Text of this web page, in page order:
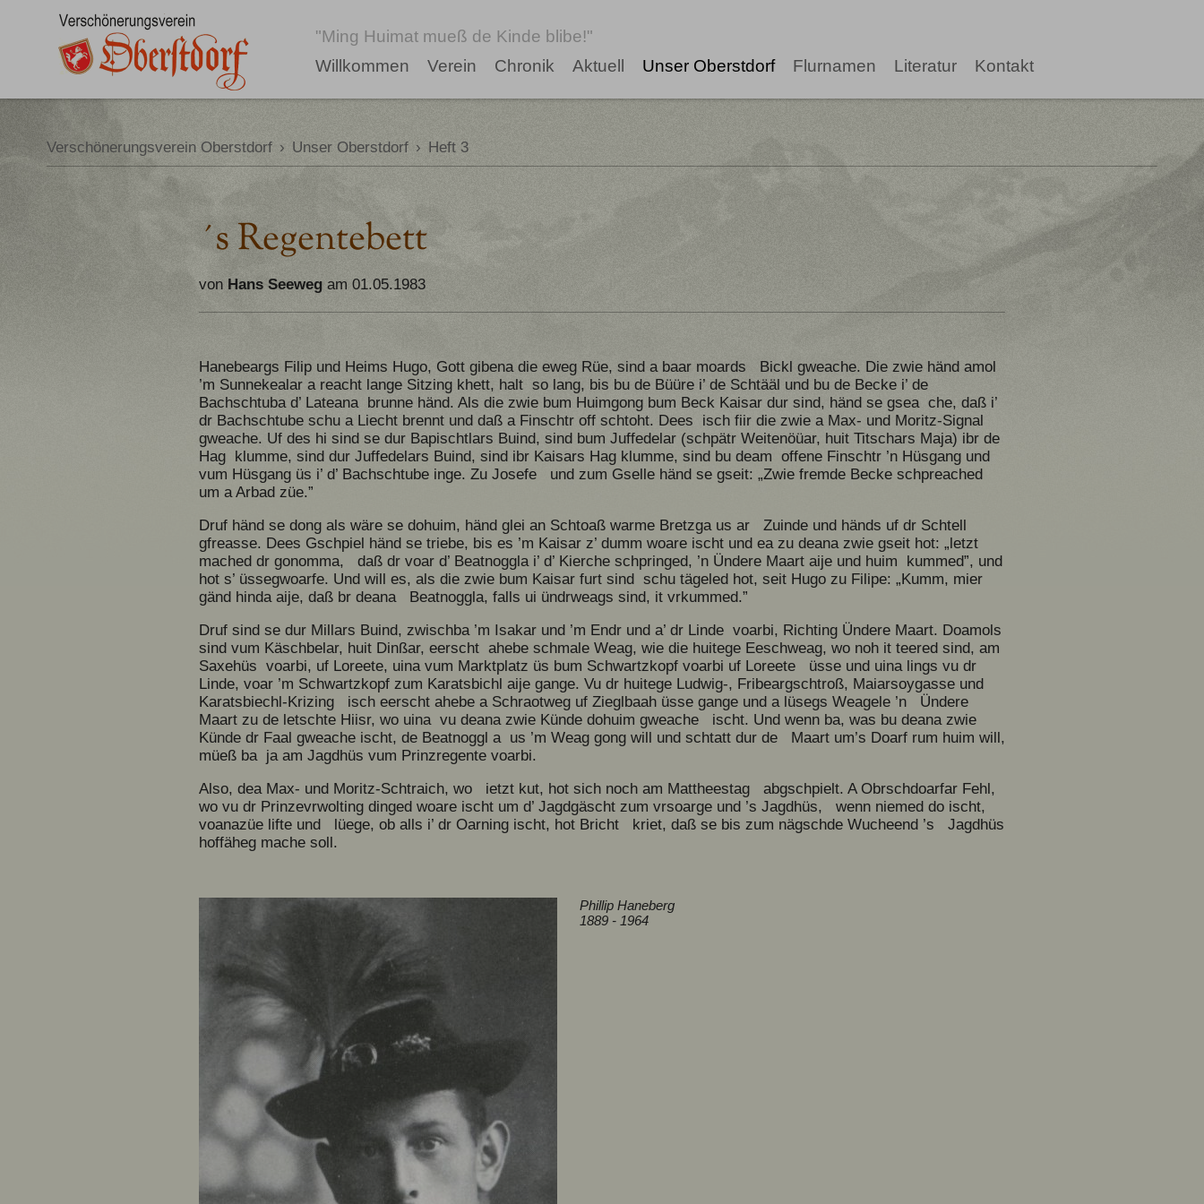
"Ming Huimat mueß de Kinde blibe!"
Willkommen
Verein Chronik Aktuell Unser Oberstdorf Flurnamen Literatur Kontakt
Verschönerungsverein Oberstdorf › Unser Oberstdorf › Heft 3
´s Regentebett
von Hans Seeweg am 01.05.1983
Hanebeargs Filip und Heims Hugo, Gott gibena die eweg Rüe, sind a baar moards Bickl gweache. Die zwie händ amol
’m Sunnekealar a reacht lange Sitzing khett, halt so lang, bis bu de Büüre i’ de Schtääl und bu de Becke i’ de
Bachschtuba d’ Lateana brunne händ. Als die zwie bum Huimgong bum Beck Kaisar dur sind, händ se gsea che, daß i’
dr Bachschtube schu a Liecht brennt und daß a Finschtr off schtoht. Dees isch fiir die zwie a Max- und Moritz-Signal
gweache. Uf des hi sind se dur Bapischtlars Buind, sind bum Juffedelar (schpätr Weitenöüar, huit Titschars Maja) ibr de
Hag klumme, sind dur Juffedelars Buind, sind ibr Kaisars Hag klumme, sind bu deam offene Finschtr ’n Hüsgang und
vum Hüsgang üs i’ d’ Bachschtube inge. Zu Josefe und zum Gselle händ se gseit: „Zwie fremde Becke schpreached
um a Arbad züe.”
Druf händ se dong als wäre se dohuim, händ glei an Schtoaß warme Bretzga us ar Zuinde und händs uf dr Schtell
gfreasse. Dees Gschpiel händ se triebe, bis es ’m Kaisar z’ dumm woare ischt und ea zu deana zwie gseit hot: „letzt
mached dr gonomma, daß dr voar d’ Beatnoggla i’ d’ Kierche schpringed, ’n Ündere Maart aije und huim kummed”, und
hot s’ üssegwoarfe. Und will es, als die zwie bum Kaisar furt sind schu tägeled hot, seit Hugo zu Filipe: „Kumm, mier
gänd hinda aije, daß br deana Beatnoggla, falls ui ündrweags sind, it vrkummed.”
Druf sind se dur Millars Buind, zwischba ’m Isakar und ’m Endr und a’ dr Linde voarbi, Richting Ündere Maart. Doamols
sind vum Käschbelar, huit Dinßar, eerscht ahebe schmale Weag, wie die huitege Eeschweag, wo noh it teered sind, am
Saxehüs voarbi, uf Loreete, uina vum Marktplatz üs bum Schwartzkopf voarbi uf Loreete üsse und uina lings vu dr
Linde, voar ’m Schwartzkopf zum Karatsbichl aije gange. Vu dr huitege Ludwig-, Fribeargschtroß, Maiarsoygasse und
Karatsbiechl-Krizing isch eerscht ahebe a Schraotweg uf Zieglbaah üsse gange und a lüsegs Weagele ’n Ündere
Maart zu de letschte Hiisr, wo uina vu deana zwie Künde dohuim gweache ischt. Und wenn ba, was bu deana zwie
Künde dr Faal gweache ischt, de Beatnoggl a us ’m Weag gong will und schtatt dur de Maart um’s Doarf rum huim will,
müeß ba ja am Jagdhüs vum Prinzregente voarbi.
Also, dea Max- und Moritz-Schtraich, wo ietzt kut, hot sich noch am Mattheestag abgschpielt. A Obrschdoarfar Fehl,
wo vu dr Prinzevrwolting dinged woare ischt um d’ Jagdgäscht zum vrsoarge und ’s Jagdhüs, wenn niemed do ischt,
voanazüe lifte und lüege, ob alls i’ dr Oarning ischt, hot Bricht kriet, daß se bis zum nägschde Wucheend ’s Jagdhüs
hoffäheg mache soll.
Phillip Haneberg
1889 - 1964